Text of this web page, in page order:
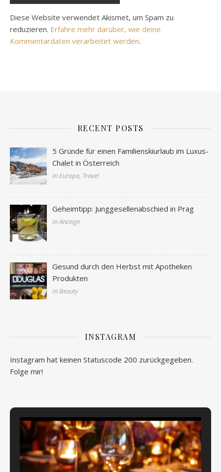
Diese Website verwendet Akismet, um Spam zu
reduzieren. Erfahre mehr darüber, wie deine
Kommentardaten verarbeitet werden.
RECENT POSTS
5 Gründe für einen Familienskiurlaub im Luxus-
Chalet in Österreich
In Europa, Travel
Geheimtipp: Junggesellenabschied in Prag
In Anzeige
Gesund durch den Herbst mit Apotheken
Produkten
In Beauty
INSTAGRAM
Instagram hat keinen Statuscode 200 zurückgegeben.
Folge mir!